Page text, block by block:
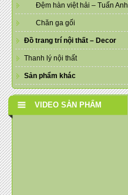
Đệm hàn việt hải – Tuấn Anh
Chăn ga gối
Đồ trang trí nội thất – Decor
Thanh lý nội thất
Sản phẩm khác
VIDEO SẢN PHẨM